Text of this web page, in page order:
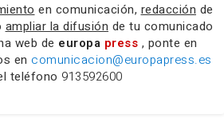
en comunicación, redacción de
ampliar la difusión de tu comunicado
web de europa press , ponte en
en comunicacion@europapress.es
teléfono 913592600